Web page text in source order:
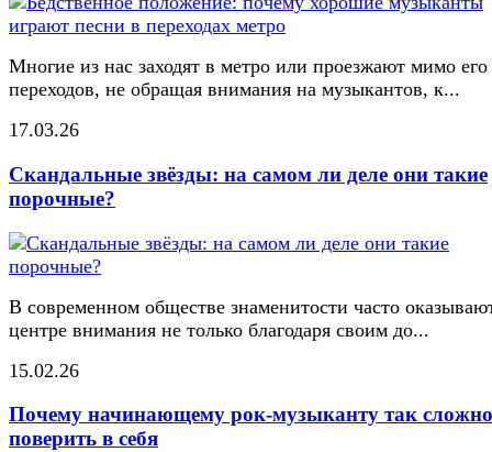
Многие из нас заходят в метро или проезжают мимо его
переходов, не обращая внимания на музыкантов, к...
17.03.26
Скандальные звёзды: на самом ли деле они такие
порочные?
В современном обществе знаменитости часто
центре внимания не только благодаря своим до...
15.02.26
Почему начинающему рок-музыканту так сложно
поверить в себя